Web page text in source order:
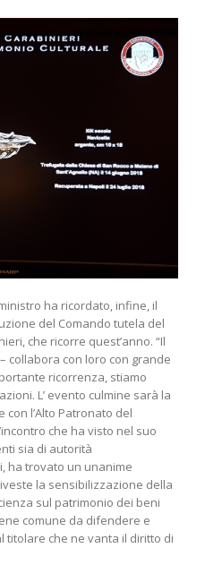
ha ricordato, infine, il
del Comando tutela del
che ricorre quest’anno. “Il
collabora con loro con grande
ricorrenza, stiamo
L’ evento culmine sarà la
l’Alto Patronato del
che ha visto nel suo
sia di autorità
ha trovato un unanime
la sensibilizzazione della
sul patrimonio dei beni
comune da difendere e
che ne vanta il diritto di